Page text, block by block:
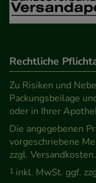
Rechtliche
Zu Risiken und
Packungsbeilage
oder in Ihrer
Die angegebenen
vorgeschriebene
zzgl. Versandkosten.
1 inkl. MwSt. ggf.